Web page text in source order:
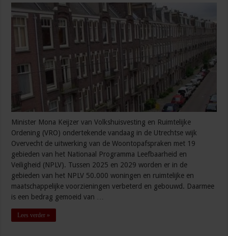
Minister Mona Keijzer van Volkshuisvesting en Ruimtelijke
Ordening (VRO) ondertekende vandaag in de Utrechtse wijk
Overvecht de uitwerking van de Woontopafspraken met 19
gebieden van het Nationaal Programma Leefbaarheid en
Veiligheid (NPLV). Tussen 2025 en 2029 worden er in de
gebieden van het NPLV 50.000 woningen en ruimtelijke en
maatschappelijke voorzieningen verbeterd en gebouwd. Daarmee
is een bedrag gemoeid van …
Lees verder »